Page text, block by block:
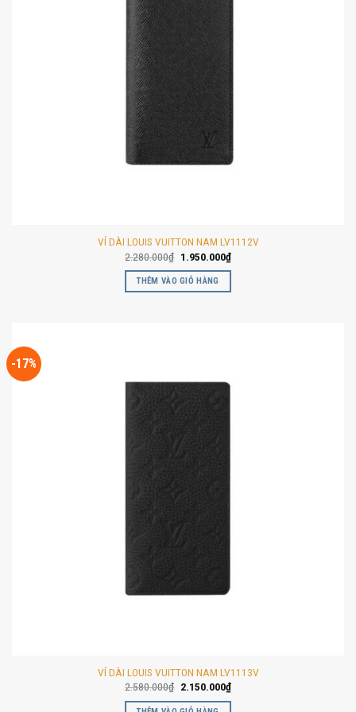
VÍ DÀI LOUIS VUITTON NAM LV1112V
2.280.000₫ Giá
là:
2.280.000₫.
1.950.000₫Giá
hiện
1.950.000₫.
THÊM VÀO GIỎ HÀNG
-17%
VÍ DÀI LOUIS VUITTON NAM LV1113V
2.580.000₫ Giá
là:
2.150.000₫Giá
hiện